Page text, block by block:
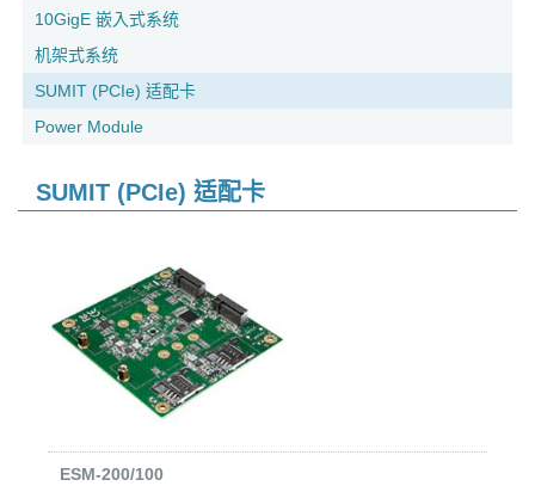
10GigE 嵌入式系统
机架式系统
SUMIT (PCIe) 适配卡
Power Module
SUMIT (PCIe) 适配卡
ESM-200/100